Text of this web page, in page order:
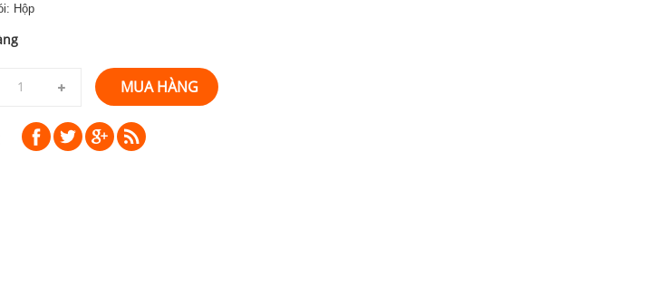
Hộp
MUA HÀNG